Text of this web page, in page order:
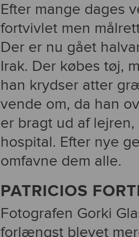
Efter mange dages
fortvivlet men
Der er nu gået
Irak. Der købes tøj,
han krydser atter
vende om, da han
er bragt ud af
hospital. Efter nye
omfavne dem alle.
PATRICIOS
Fotografen Gorki
forlængst blevet